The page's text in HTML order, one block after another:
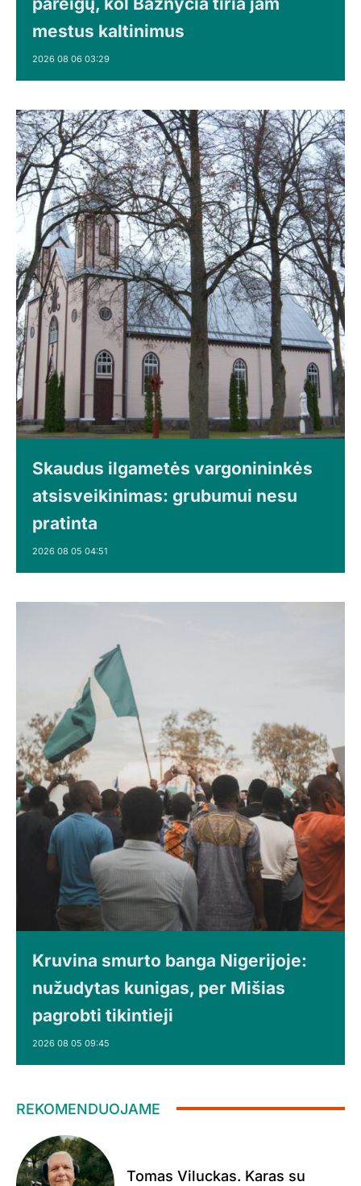
mestus kaltinimus
2026 08 06 03:29
Skaudus ilgametės vargonininkės
atsisveikinimas: grubumui nesu
pratinta
2026 08 05 04:51
Kruvina smurto banga Nigerijoje:
nužudytas kunigas, per Mišias
pagrobti tikintieji
2026 08 05 09:45
REKOMENDUOJAME
Tomas Viluckas. Karas su